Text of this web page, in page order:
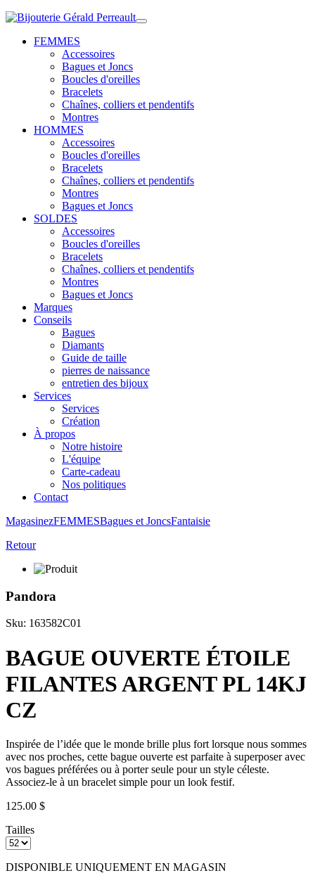
FEMMES
Accessoires
Bagues et Joncs
Boucles d'oreilles
Bracelets
Chaînes, colliers et pendentifs
Montres
HOMMES
Accessoires
Boucles d'oreilles
Bracelets
Chaînes, colliers et pendentifs
Montres
Bagues et Joncs
SOLDES
Accessoires
Boucles d'oreilles
Bracelets
Chaînes, colliers et pendentifs
Montres
Bagues et Joncs
Marques
Conseils
Bagues
Diamants
Guide de taille
pierres de naissance
entretien des bijoux
Services
Services
Création
À propos
Notre histoire
L'équipe
Carte-cadeau
Nos politiques
Contact
MagasinezFEMMESBagues et JoncsFantaisie
Retour
Pandora
Sku: 163582C01
BAGUE OUVERTE ÉTOILE
FILANTES ARGENT PL 14KJ
CZ
Inspirée de l’idée que le monde brille plus fort lorsque nous sommes
avec nos proches, cette bague ouverte est parfaite à superposer avec
vos bagues préférées ou à porter seule pour un style céleste.
Associez-le à un bracelet simple pour un look festif.
125.00 $
Tailles
DISPONIBLE UNIQUEMENT EN MAGASIN